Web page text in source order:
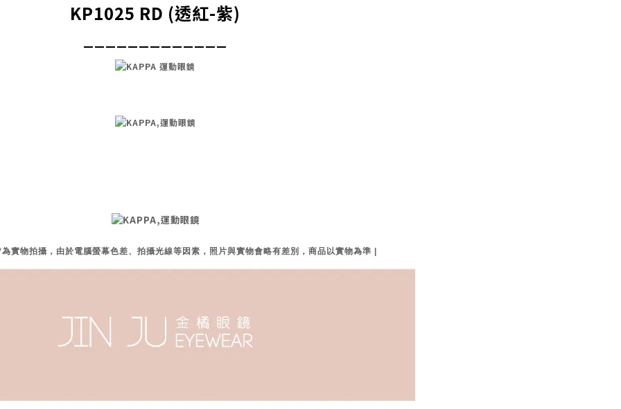
KP1025 RD (透紅-紫)
實物拍攝，由於電腦螢幕色差、拍攝光線等因素，照片與實物會略有差別，商品以實物為準 |